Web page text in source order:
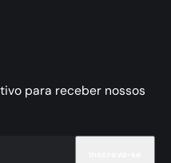
para receber nossos